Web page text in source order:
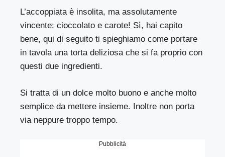
L’accoppiata è insolita, ma assolutamente
vincente: cioccolato e carote! Sì, hai capito
bene, qui di seguito ti spieghiamo come portare
in tavola una torta deliziosa che si fa proprio con
questi due ingredienti.
Si tratta di un dolce molto buono e anche molto
semplice da mettere insieme. Inoltre non porta
via neppure troppo tempo.
Pubblicità